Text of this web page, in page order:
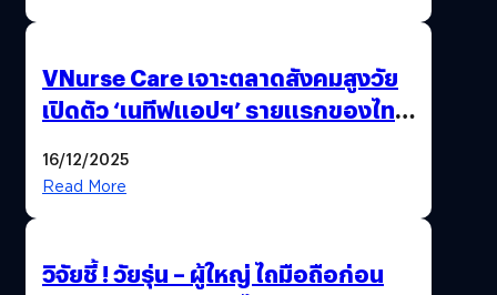
VNurse Care เจาะตลาดสังคมสูงวัย
เปิดตัว ‘เนทีฟแอปฯ’ รายแรกของไทย
จบในที่เดียว
16/12/2025
Read More
วิจัยชี้ ! วัยรุ่น – ผู้ใหญ่ ไถมือถือก่อน